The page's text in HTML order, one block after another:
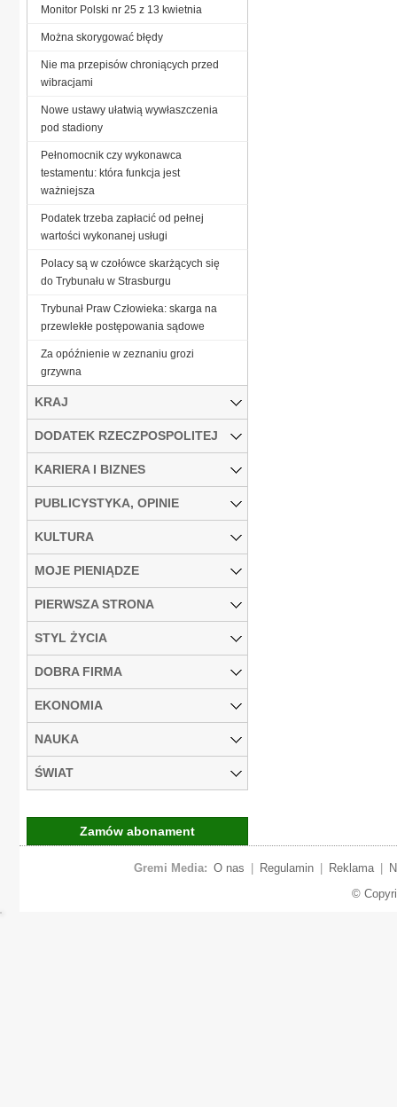
Monitor Polski nr 25 z 13 kwietnia
Można skorygować błędy
Nie ma przepisów chroniących przed
wibracjami
Nowe ustawy ułatwią wywłaszczenia
pod stadiony
Pełnomocnik czy wykonawca
testamentu: która funkcja jest
ważniejsza
Podatek trzeba zapłacić od pełnej
wartości wykonanej usługi
Polacy są w czołówce skarżących się
do Trybunału w Strasburgu
Trybunał Praw Człowieka: skarga na
przewlekłe postępowania sądowe
Za opóźnienie w zeznaniu grozi
grzywna
KRAJ
DODATEK RZECZPOSPOLITEJ
KARIERA I BIZNES
PUBLICYSTYKA, OPINIE
KULTURA
MOJE PIENIĄDZE
PIERWSZA STRONA
STYL ŻYCIA
DOBRA FIRMA
EKONOMIA
NAUKA
ŚWIAT
Zamów abonament
Gremi Media: O nas Regulamin Reklama
©